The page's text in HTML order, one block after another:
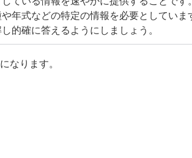
年式などの特定の情報を必要としていま
的確に答えるようにしましょう。
なります。